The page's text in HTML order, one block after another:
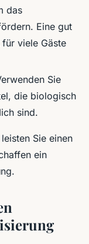
das
Eine gut
viele Gäste
Sie
die biologisch
sind.
Sie einen
ein